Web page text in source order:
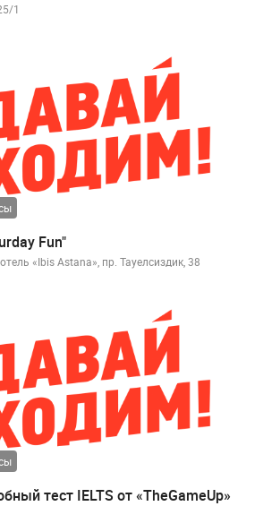
1
Fun"
«Ibis Astana», пр. Тауелсиздик, 38
тест IELTS от «TheGameUp»